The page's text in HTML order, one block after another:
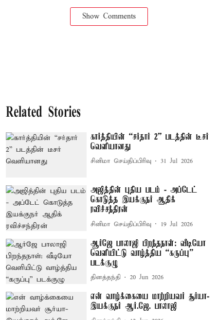
Show Comments
Related Stories
கார்த்தியின் “சர்தார் 2” படத்தின் டீசர்
வெளியானது
சினிமா செய்திப்பிரிவு 31 Jul 2026
அஜித்தின் புதிய படம் - அப்டேட்
கொடுத்த இயக்குநர் ஆதிக்
ரவிச்சந்திரன்
சினிமா செய்திப்பிரிவு 19 Jul 2026
ஆர்ஜே பாலாஜி பிறந்தநாள்: வீடியோ
வெளியிட்டு வாழ்த்திய “கருப்பு”
படக்குழு
தினத்தந்தி 20 Jun 2026
என் வாழ்க்கையை மாற்றியவர் சூர்யா-
இயக்குநர் ஆர்.ஜே. பாலாஜி